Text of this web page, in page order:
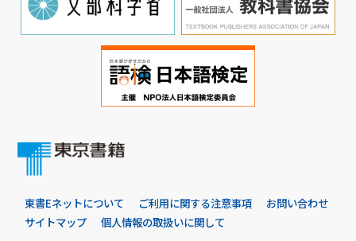
東書Eネットについて ご利用に関する注意事項
お問い合わせ
サイトマップ
個人情報の取扱いに関して